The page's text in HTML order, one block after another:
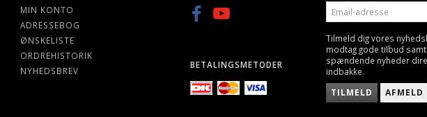
MIN KONTO
ADRESSEBOG
ØNSKELISTE
ORDREHISTORIK
NYHEDSBREV
BETALINGSMETODER
EMAIL-
ADRESSE
Tilmeld dig vores
modtag gode tilbud
spændende nyheder
indbakke.
TILMELD AFMELD